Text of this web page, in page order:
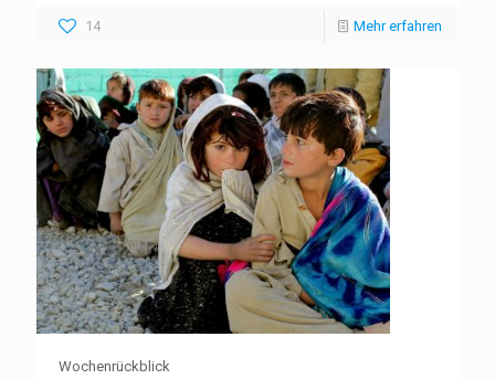
14 Mehr erfahren
Wochenrückblick